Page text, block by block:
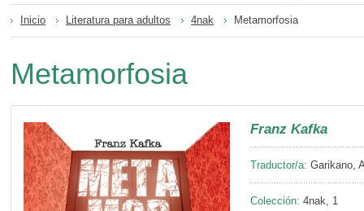
Inicio Literatura para adultos 4nak Metamorfosia
Metamorfosia
Franz Kafka
Traductor/a: Garikano,
Colección: 4nak, 1